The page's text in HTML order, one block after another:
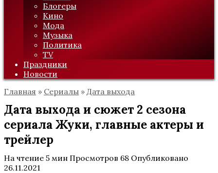
Блогеры
Кино
Мода
Музыка
Политика
TV
Праздники
Новости
Главная » Сериалы » Дата выхода
Дата выхода и сюжет 2 сезона
сериала Жуки, главные актеры и
трейлер
На чтение 5 мин Просмотров 68 Опубликовано
26.11.2021